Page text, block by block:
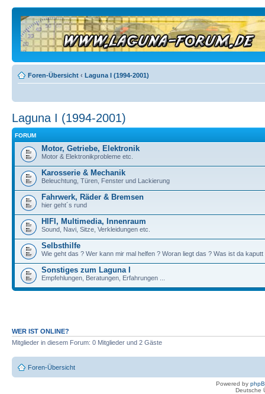
Foren-Übersicht ‹ Laguna I (1994-2001)
Laguna I (1994-2001)
FORUM
Motor, Getriebe, Elektronik
Motor & Elektronikprobleme etc.
Karosserie & Mechanik
Beleuchtung, Türen, Fenster und Lackierung
Fahrwerk, Räder & Bremsen
hier geht´s rund
HIFI, Multimedia, Innenraum
Sound, Navi, Sitze, Verkleidungen etc.
Selbsthilfe
Wie geht das ? Wer kann mir mal helfen ? Woran liegt das ? Was ist da kaputt
Sonstiges zum Laguna I
Empfehlungen, Beratungen, Erfahrungen ...
WER IST ONLINE?
Mitglieder in diesem Forum: 0 Mitglieder und 2 Gäste
Foren-Übersicht
Powered by
Deutsche